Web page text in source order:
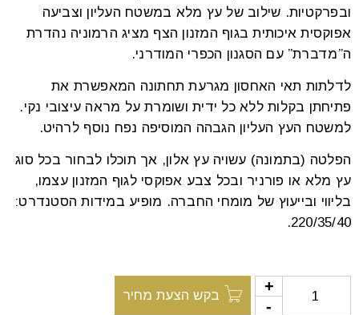
ובפרקטיות. שילוב של עץ מלא במשטח העליון וצביעה
אפוקסית איכותית בגוף המזנון הצף מציג הרמוניה נהדרת
ה”מדברת” עם הסגנון הכפרי המודרני.
לדלתות תאי האחסון מגרעת תחתונה המאפשרת את
פתיחתן בקלות ללא כל ידית ושומרת על מראה עיצובי נקי.
למשטח העץ העליון הגבהה המוסיפה נפח נוסף לרהיט.
הפלטה (בתמונה) עשויה עץ אלון, אך תוכלו לבחור בכל סוג
עץ מלא או פורניר ובכל צבע אפוקסי לגוף המזנון עצמו,
בליווי ובייעוץ של מומחי החברה. מופיע במידות הסטנדרט:
220/35/40.
בקש הצעת מחיר
סמן קישורים
לאפס
כל
cached